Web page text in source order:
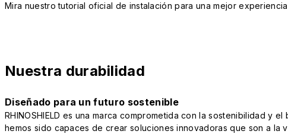
Mira nuestro tutorial oficial de instalación para una mejor
Nuestra durabilidad
Diseñado para un futuro sostenible
RHINOSHIELD es una marca comprometida con la sostenibilidad
hemos sido capaces de crear soluciones innovadoras que son a